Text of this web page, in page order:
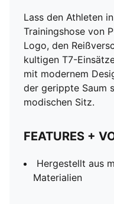
Lass den Athleten
Trainingshose von
Logo, den
kultigen T7-
mit modernem
der gerippte Saum
modischen Sitz.
FEATURES +
Hergestellt aus
Materialien